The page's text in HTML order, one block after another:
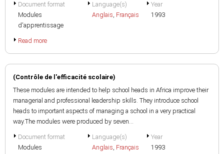
Document format
Modules
d'apprentissage
Language(s)
Anglais, Français
Year
1993
Read more
(Contrôle de l'efficacité scolaire)
These modules are intended to help school heads in Africa improve their
managerial and professional leadership skills. They introduce school
heads to important aspects of managing a school in a very practical
way.The modules were produced by seven...
Document format
Modules
Language(s)
Anglais, Français
Year
1993